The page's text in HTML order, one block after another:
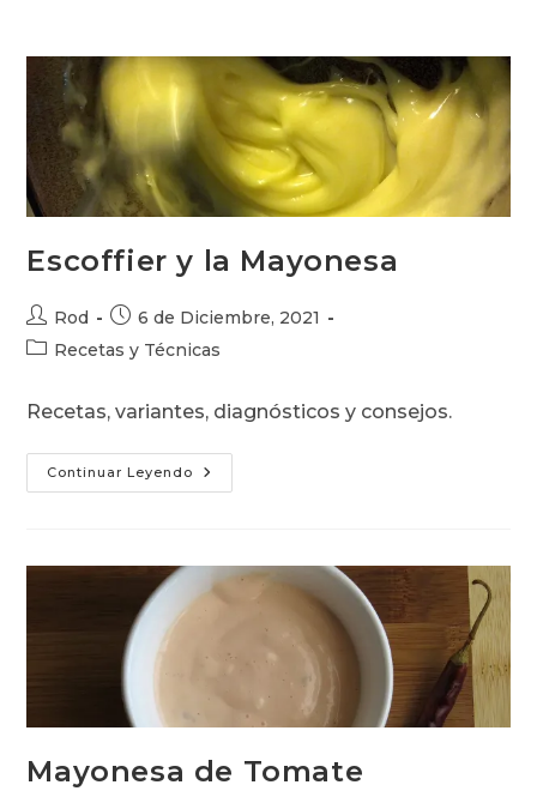
Escoffier y la Mayonesa
Autor
de
Rod
Publicación
6 de Diciembre, 2021
Categoría
entrada:
Recetas y Técnicas
Recetas, variantes, diagnósticos y consejos.
Continuar Leyendo Escoffier
Y
Mayonesa de Tomate